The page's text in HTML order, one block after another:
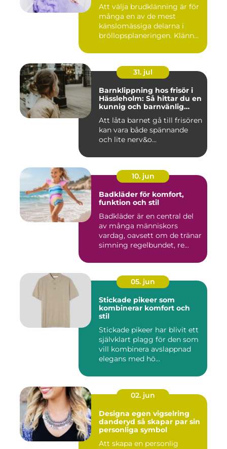
Att välja brudklänning är för
många en av de mest
känslomässiga delarna i
bröllopsplaneringen. Klänn...
31. jul
Barnklippning hos frisör i
Hässleholm: Så hittar du en
kunnig och barnvänlig
Att låta barnet gå till frisören
kan vara både spännande
och lite nerv&o...
10. jun
Badkläder för komfort,
funktion och stil
Badkläder är en central del
av många människors
vardag, oavsett om de tränar
simning regelbundet, re...
05. jun
Stickade pikeer som
kombinerar komfort och
stil
Stickade pikeer har blivit ett
självklart plagg för den som
vill kombinera avslappnad
elegans med hö...
02. jun
Designa egen vigselring
danderyd så skapar par sin
personliga symbol
Att skapa en personlig